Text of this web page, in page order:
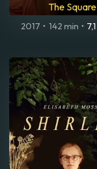
The Square
2017 • 142 min • 7,1